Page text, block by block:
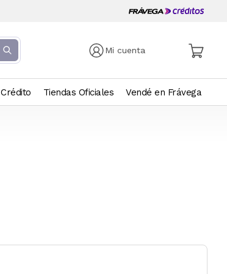
Mi cuenta
Tiendas Oficiales Vendé en Frávega